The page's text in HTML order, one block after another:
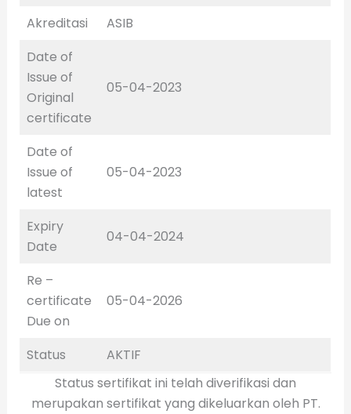
Akreditasi
ASIB
Date of
Issue of
Original
certificate
05-04-2023
Date of
Issue of
latest
05-04-2023
Expiry
Date
04-04-2024
Re –
certificate
Due on
05-04-2026
Status
AKTIF
Status sertifikat ini telah diverifikasi dan
merupakan sertifikat yang dikeluarkan oleh PT.